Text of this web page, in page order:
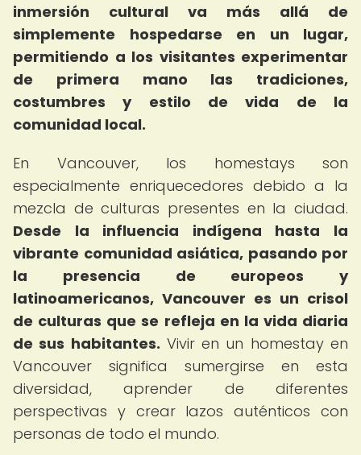
inmersión cultural va más allá de
simplemente hospedarse en un lugar,
permitiendo a los visitantes experimentar
de primera mano las tradiciones,
costumbres y estilo de vida de la
comunidad local.
En Vancouver, los homestays son
especialmente enriquecedores debido a la
mezcla de culturas presentes en la ciudad.
Desde la influencia indígena hasta la
vibrante comunidad asiática, pasando por
la presencia de europeos y
latinoamericanos, Vancouver es un crisol
de culturas que se refleja en la vida diaria
de sus habitantes. Vivir en un homestay en
Vancouver significa sumergirse en esta
diversidad, aprender de diferentes
perspectivas y crear lazos auténticos con
personas de todo el mundo.